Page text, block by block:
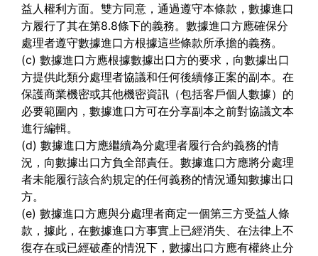
益人權利方面。雙方同意，通過遵守本條款，數據進口
方履行了其在第8.8條下的義務。數據進口方應確保分
處理者遵守數據進口方根據這些條款所承擔的義務。
(c) 數據進口方應根據數據出口方的要求，向數據出口
方提供此類分處理者協議和任何後續修正案的副本。在
保護商業機密或其他機密資訊（包括客戶個人數據）的
必要範圍內，數據進口方可在分享副本之前對協議文本
進行編輯。
(d) 數據進口方應繼續為分處理者履行合約義務的情
況，向數據出口方負全部責任。數據進口方應將分處理
者未能履行該合約規定的任何義務的情況通知數據出口
方。
(e) 數據進口方應與分處理者商定一個第三方受益人條
款，據此，在數據進口方事實上已經消失、在法律上不
復存在或已經破產的情況下，數據出口方應有權終止分